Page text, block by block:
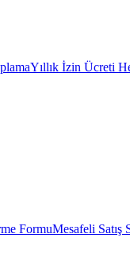
Yıllık İzin Ücreti
FormuMesafeli Satış